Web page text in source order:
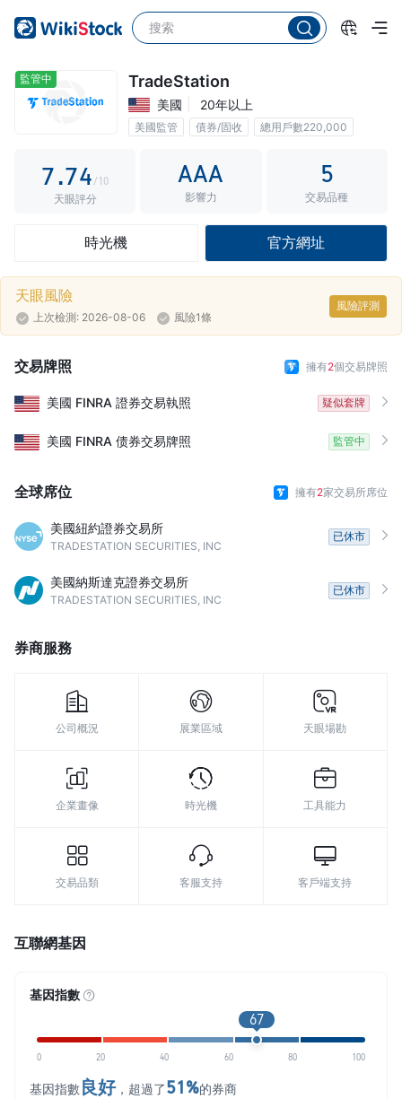
監管中 TradeStation
美國 20年以上
美國監管 債券/固收
總用戶數220,000
2
4
5
7
8
.
2
5
7
8
2
4
5
6
9
/10
天眼評分
AAA
影響力
5
交易品種
時光機 官方網址
天眼風險
上次檢測: 2026-08-06 風險1條
風險評測
交易牌照 擁有2個交易牌照
美國 FINRA 證券交易執照 疑似套牌
美國 FINRA 债券交易牌照 監管中
全球席位 擁有2家交易所席位
美國紐約證券交易所
TRADESTATION SECURITIES, INC
已休市
美國納斯達克證券交易所
TRADESTATION SECURITIES, INC
已休市
券商服務
公司概況 展業區域 天眼場勘
企業畫像 時光機 工具能力
交易品類 客服支持 客戶端支持
互聯網基因
基因指數
67
0 20 40 60 80 100
基因指數 良好，超過了51%的券商